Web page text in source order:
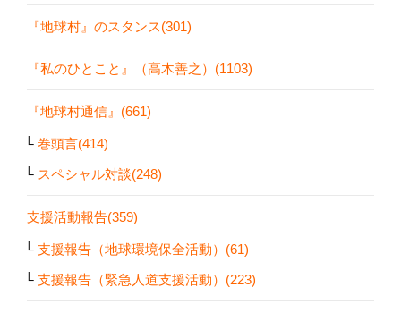
『地球村』のスタンス(301)
『私のひとこと』（高木善之）(1103)
『地球村通信』(661)
巻頭言(414)
スペシャル対談(248)
支援活動報告(359)
支援報告（地球環境保全活動）(61)
支援報告（緊急人道支援活動）(223)